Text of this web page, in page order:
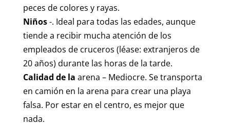
peces de colores y rayas.
Niños-. Ideal para todas las edades, aunque
tiende a recibir mucha atención de los
empleados de cruceros (léase: extranjeros de
20 años) durante las horas de la tarde.
Calidad de la arena – Mediocre. Se transporta
en camión en la arena para crear una playa
falsa. Por estar en el centro, es mejor que
nada.